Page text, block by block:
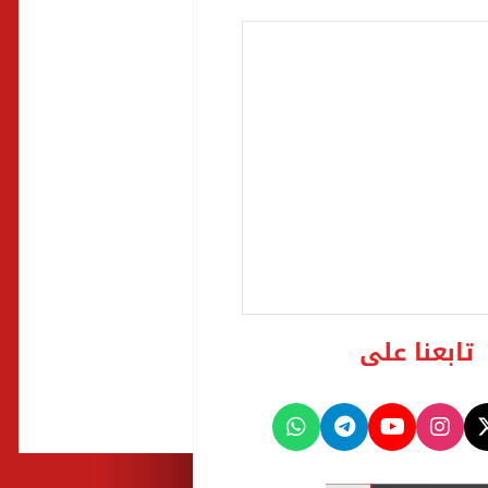
تابعنا على